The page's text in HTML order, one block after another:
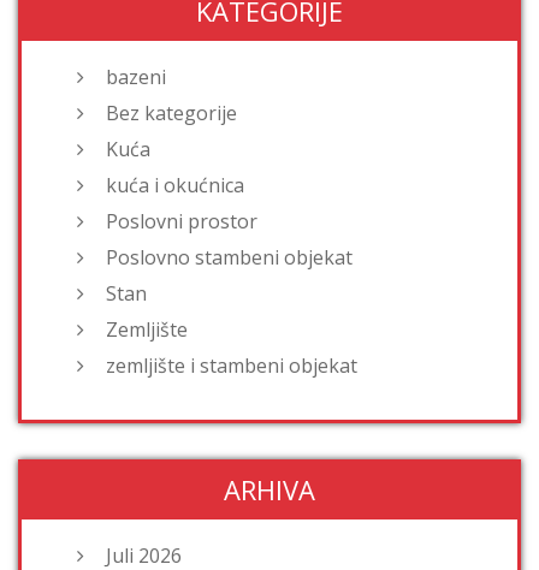
KATEGORIJE
bazeni
Bez kategorije
Kuća
kuća i okućnica
Poslovni prostor
Poslovno stambeni objekat
Stan
Zemljište
zemljište i stambeni objekat
ARHIVA
Juli 2026